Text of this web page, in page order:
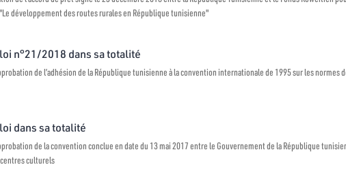
développement des routes rurales en République tunisienne"
n°21/2018 dans sa totalité
de l’adhésion de la République tunisienne à la convention internationale de 1995 sur les normes
dans sa totalité
de la convention conclue en date du 13 mai 2017 entre le Gouvernement de la République
culturels